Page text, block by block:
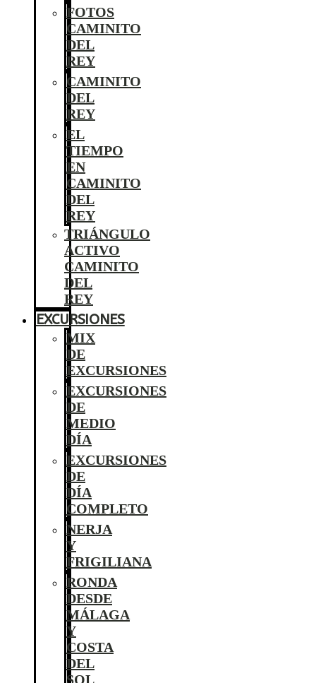
FOTOS
CAMINITO
DEL
REY
CAMINITO
DEL
REY
EL
TIEMPO
EN
CAMINITO
DEL
REY
TRIÁNGULO
ACTIVO
CAMINITO
DEL
REY
EXCURSIONES
MIX
DE
EXCURSIONES
EXCURSIONES
DE
MEDIO
DÍA
EXCURSIONES
DE
DÍA
COMPLETO
NERJA
Y
FRIGILIANA
RONDA
DESDE
MÁLAGA
Y
COSTA
DEL
SOL